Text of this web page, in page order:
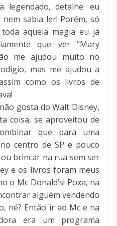
legendado, detalhe: eu
sabia ler! Porém, só
aquela magia eu já
que ver “Mary
me ajudou muito no
mas me ajudou a
como os livros de
gosta do Walt Disney,
coisa, se aproveitou de
que para uma
centro de SP e pouco
brincar na rua sem ser
e os livros foram meus
o Mc Donald’s! Poxa, na
alguém vendendo
né? Então ir ao Mc e na
era um programa